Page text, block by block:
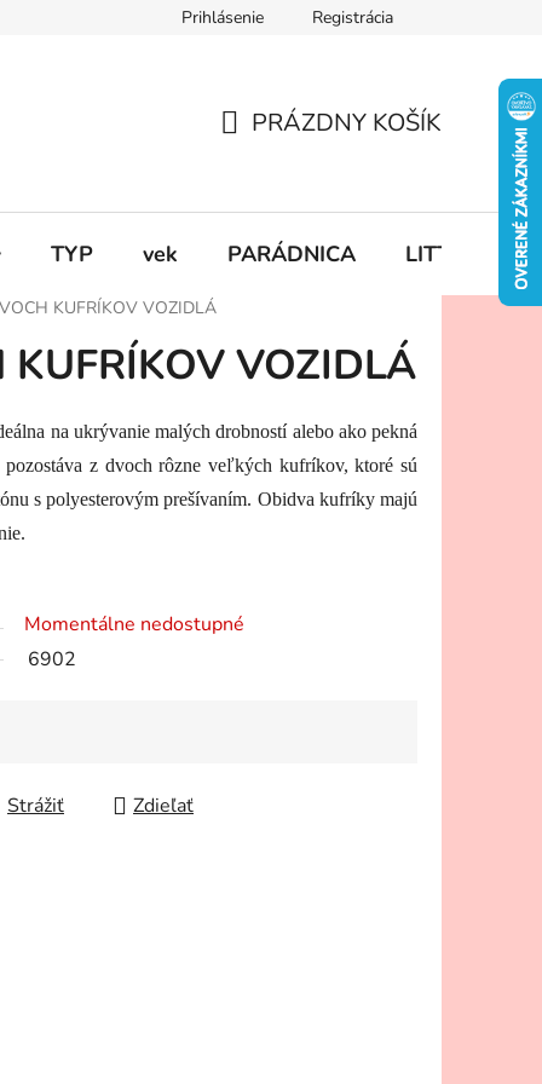
Prihlásenie Registrácia
KOŠÍK
PRÁZDNY KOŠÍK
TYP vek PARÁDNICA LITTLE
KUFRÍKOV VOZIDLÁ
VOZIDLÁ
na ukrývanie malých drobností alebo ako pekná
pozostáva z dvoch rôzne veľkých kufríkov, ktoré sú
s polyesterovým prešívaním. Obidva kufríky majú
Momentálne nedostupné
6902
Strážiť Zdieľať